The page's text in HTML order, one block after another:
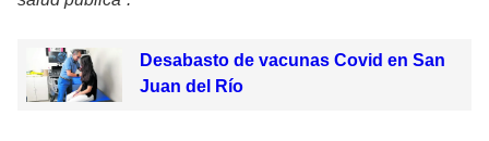
Desabasto de vacunas Covid en San
Juan del Río